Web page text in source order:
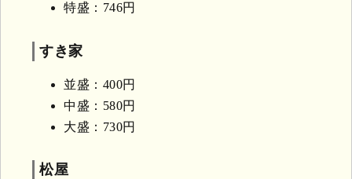
特盛：746円
すき家
並盛：400円
中盛：580円
大盛：730円
松屋